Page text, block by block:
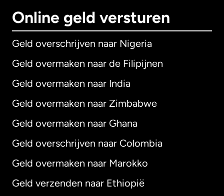
Online geld versturen
Geld overschrijven naar Nigeria
Geld overmaken naar de Filipijnen
Geld overmaken naar India
Geld overmaken naar Zimbabwe
Geld overmaken naar Ghana
Geld overschrijven naar Colombia
Geld overmaken naar Marokko
Geld verzenden naar Ethiopië